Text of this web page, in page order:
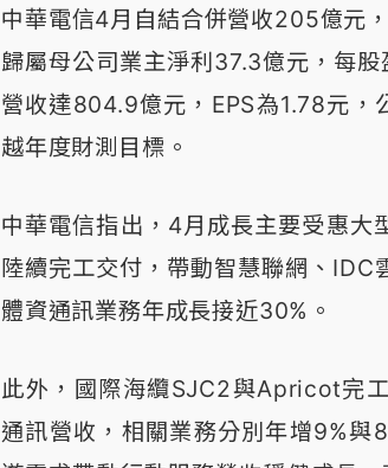
中華電信4月自結合併營收205億元
歸屬母公司業主淨利37.3億元，每
營收達804.9億元，EPS為1.78元，
越年度財測目標。
中華電信指出，4月成長主要受惠大
陸續完工交付，帶動智慧聯網、IDC
體資通訊業務年成長接近30%。
此外，國際海纜SJC2與Apricot完
通訊營收，相關業務分別年增9%與